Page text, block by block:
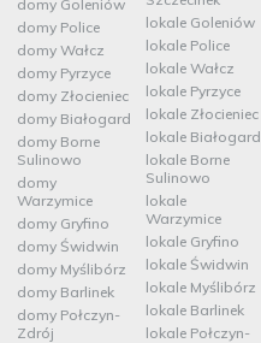
domy Goleniów
domy Police
domy Wałcz
domy Pyrzyce
domy Złocieniec
domy Białogard
domy Borne
Sulinowo
domy
Warzymice
domy Gryfino
domy Świdwin
domy Myślibórz
domy Barlinek
domy Połczyn-
Zdrój
lokale Goleniów
lokale Police
lokale Wałcz
lokale Pyrzyce
lokale Złocieniec
lokale Białogard
lokale Borne
Sulinowo
lokale
Warzymice
lokale Gryfino
lokale Świdwin
lokale Myślibórz
lokale Barlinek
lokale Połczyn-